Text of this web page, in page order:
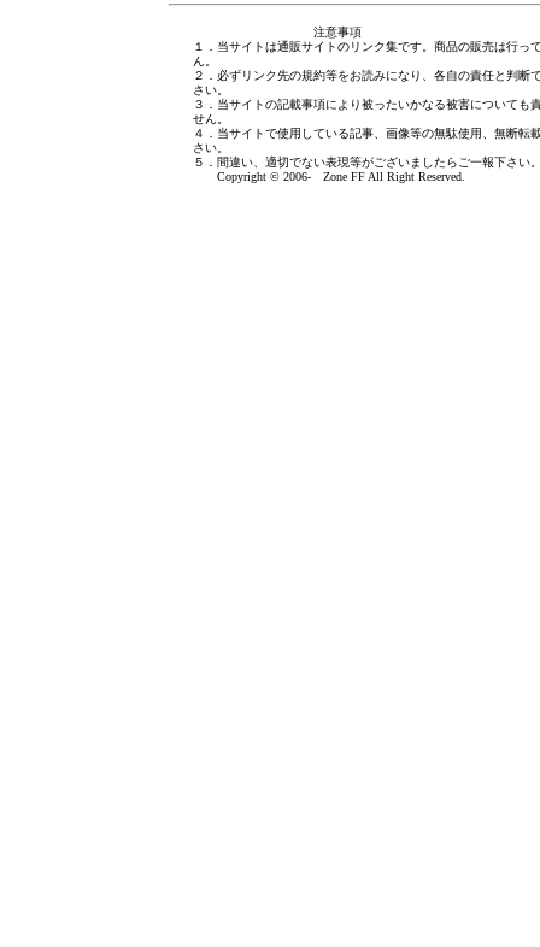
注意事項
１．当サイトは通販サイトのリンク集です。商品の販売は行っ
ん。
２．必ずリンク先の規約等をお読みになり、各自の責任と判断
さい。
３．当サイトの記載事項により被ったいかなる被害についても
せん。
４．当サイトで使用している記事、画像等の無駄使用、無断転
さい。
５．間違い、適切でない表現等がございましたら ご一報下さい
Copyright © 2006- Zone FF All Right Reserved.